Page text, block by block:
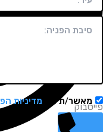
ת אתמדיניות הפרטיות